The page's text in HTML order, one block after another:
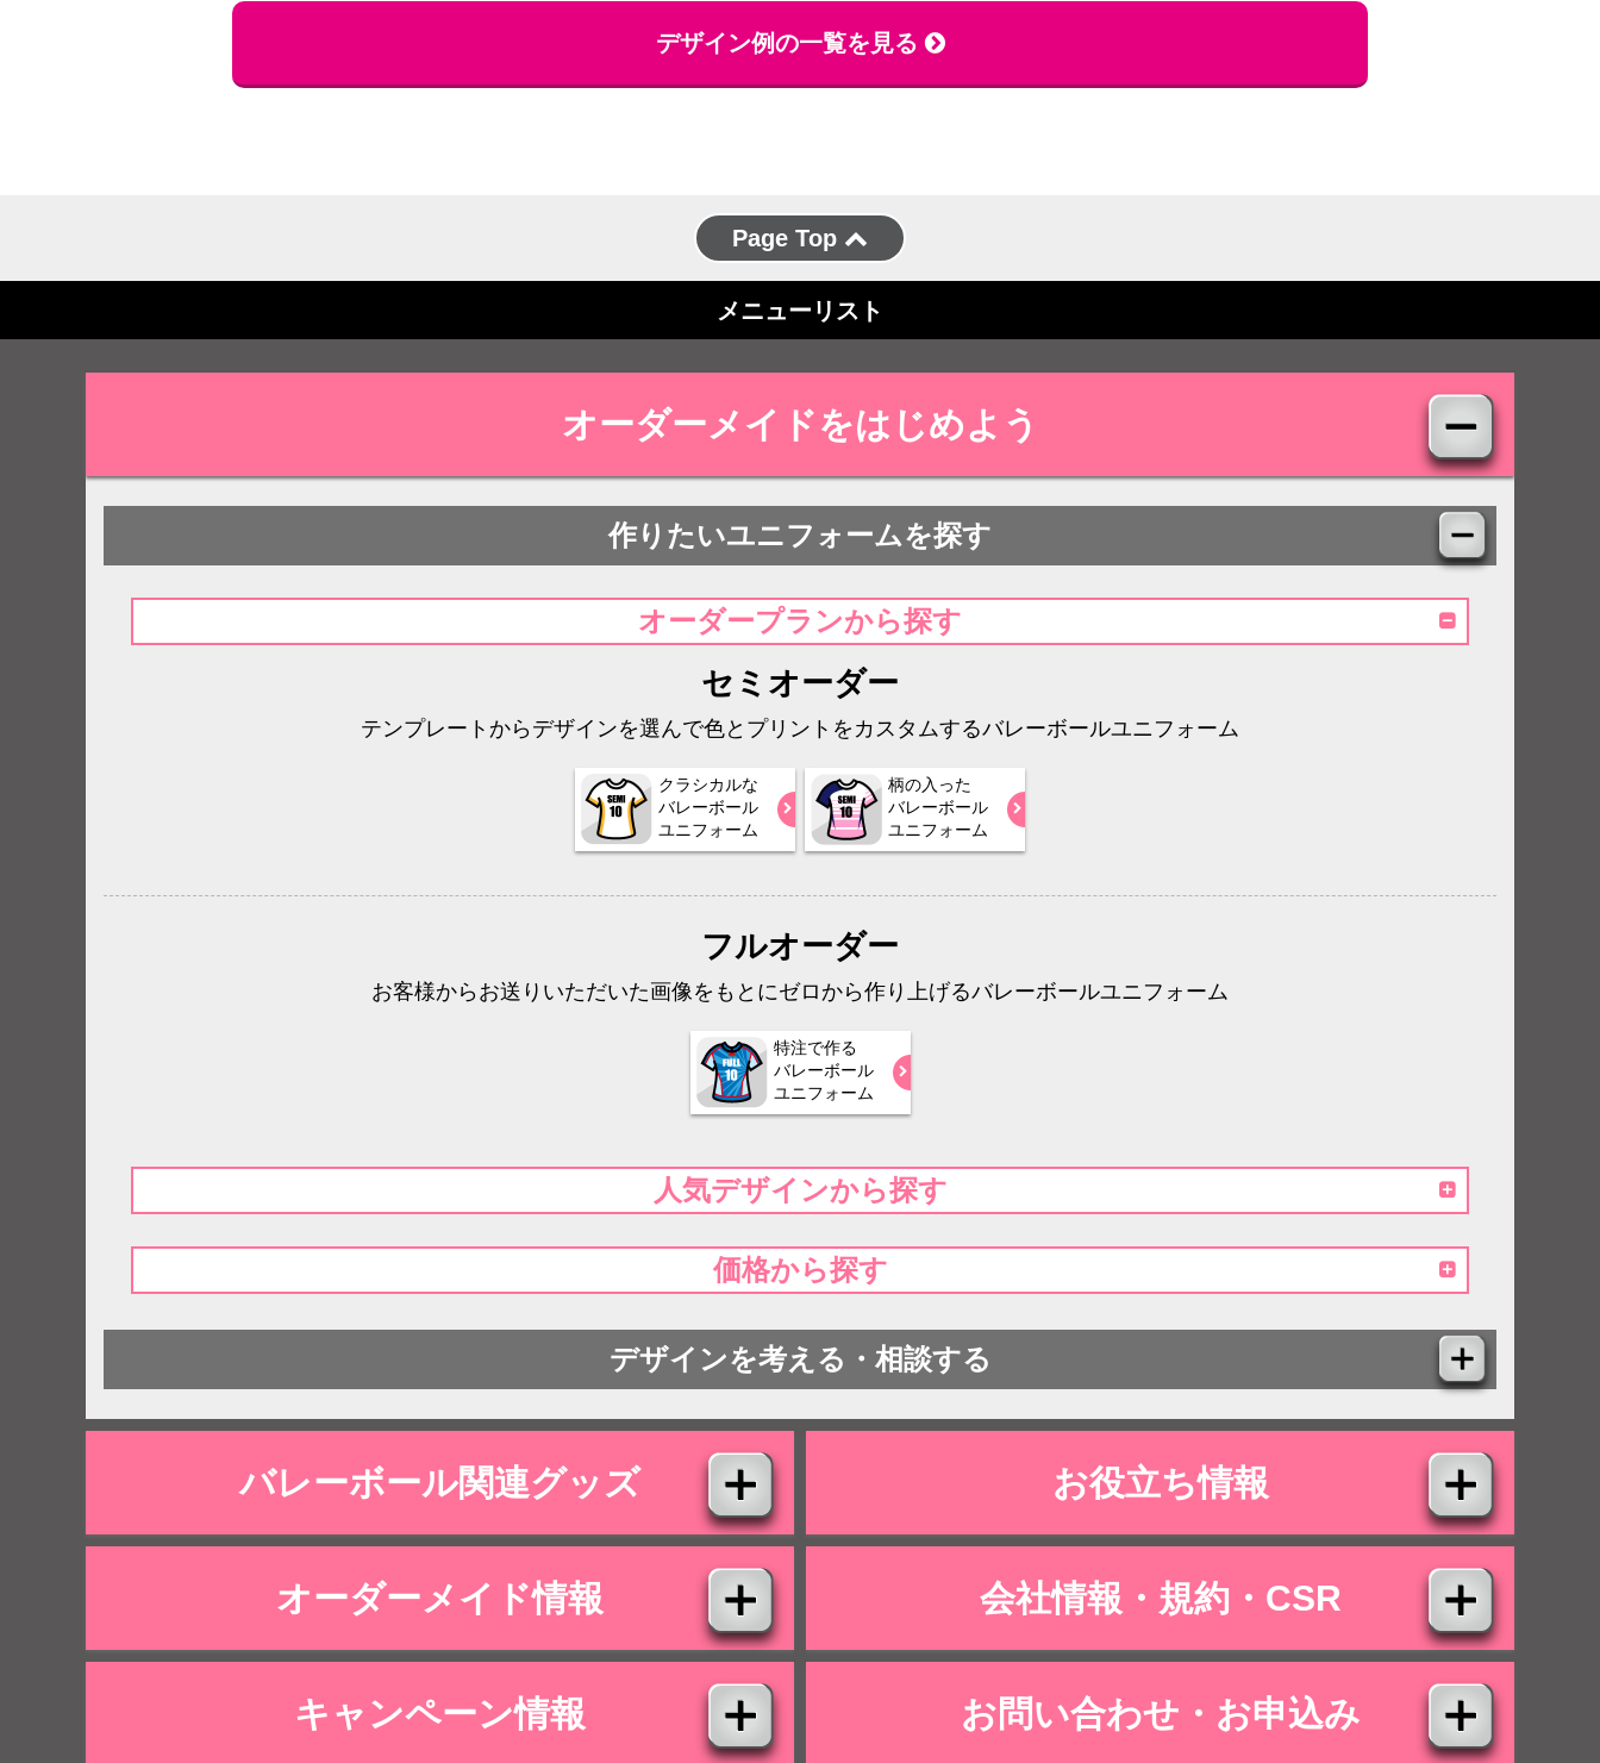
デザイン例の一覧を見る
Page Top
メニューリスト
オーダーメイドをはじめよう
作りたいユニフォームを探す
オーダープランから探す
セミオーダー
テンプレートからデザインを選んで色とプリントをカスタムするバレーボールユニフォーム
クラシカルな
バレーボール
ユニフォーム
柄の入った
バレーボール
ユニフォーム
フルオーダー
お客様からお送りいただいた画像をもとにゼロから作り上げるバレーボールユニフォーム
特注で作る
バレーボール
ユニフォーム
人気デザインから探す
価格から探す
デザインを考える・相談する
バレーボール関連グッズ
オーダーメイド情報
キャンペーン情報
お役立ち情報
会社情報・規約・CSR
お問い合わせ・お申込み